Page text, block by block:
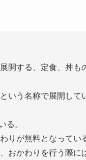
開する、定食、丼も
いう名称で展開し
。
りが無料となってい
おかわりを行う際